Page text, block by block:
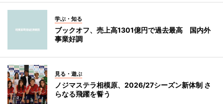
学ぶ・知る
ブックオフ、売上高1301億円で過去最高 国内外
事業好調
見る・遊ぶ
ノジマステラ相模原、2026/27シーズン新体制 さ
らなる飛躍を誓う